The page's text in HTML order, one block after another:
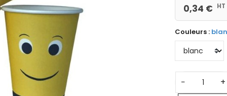
0,34 € HT
Couleurs :
− +